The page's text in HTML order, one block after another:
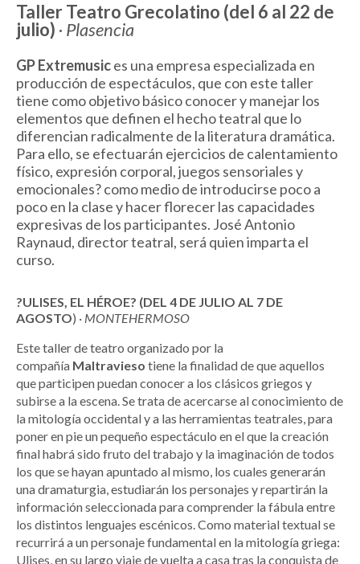
Taller Teatro Grecolatino (del 6 al 22 de
julio) · Plasencia
GP Extremusices una empresa especializada en
producción de espectáculos, que con este taller
tiene como objetivo básico conocer y manejar los
elementos que definen el hecho teatral que lo
diferencian radicalmente de la literatura dramática.
Para ello, se efectuarán ejercicios de calentamiento
físico, expresión corporal, juegos sensoriales y
emocionales? como medio de introducirse poco a
poco en la clase y hacer florecer las capacidades
expresivas de los participantes. José Antonio
Raynaud, director teatral, será quien imparta el
curso.
?ULISES, EL HÉROE? (DEL 4 DE JULIO AL 7 DE
AGOSTO) · MONTEHERMOSO
Este taller de teatro organizado por la
compañía Maltravieso tiene la finalidad de que aquellos
que participen puedan conocer a los clásicos griegos y
subirse a la escena. Se trata de acercarse al conocimiento de
la mitología occidental y a las herramientas teatrales, para
poner en pie un pequeño espectáculo en el que la creación
final habrá sido fruto del trabajo y la imaginación de todos
los que se hayan apuntado al mismo, los cuales generarán
una dramaturgia, estudiarán los personajes y repartirán la
información seleccionada para comprender la fábula entre
los distintos lenguajes escénicos. Como material textual se
recurrirá a un personaje fundamental en la mitología griega:
Ulises, en su largo viaje de vuelta a casa tras la conquista de